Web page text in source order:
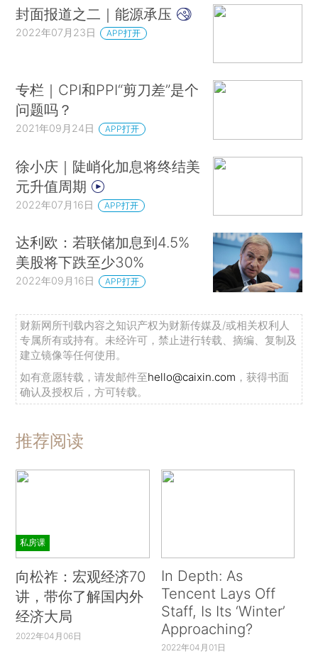
封面报道之二｜能源承压
2022年07月23日 APP打开
专栏｜CPI和PPI“剪刀差”是个
问题吗？
2021年09月24日 APP打开
徐小庆｜陡峭化加息将终结美
元升值周期
2022年07月16日 APP打开
达利欧：若联储加息到4.5%
美股将下跌至少30%
2022年09月16日 APP打开
财新网所刊载内容之知识产权为财新传媒及/或相关权利人
专属所有或持有。未经许可，禁止进行转载、摘编、复制及
建立镜像等任何使用。
如有意愿转载，请发邮件至hello@caixin.com ，获得书面
确认及授权后，方可转载。
推荐阅读
私房课
向松祚：宏观经济70
讲，带你了解国内外
经济大局
2022年04月06日
In Depth: As
Tencent Lays Off
Staff, Is Its ‘Winter’
Approaching?
2022年04月01日